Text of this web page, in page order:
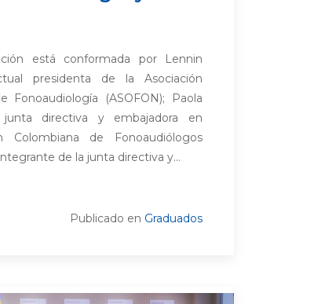
está conformada por Lennin
presidenta de la Asociación
Fonoaudiología (ASOFON); Paola
directiva y embajadora en
Colombiana de Fonoaudiólogos
de la junta directiva y...
Publicado en Graduados